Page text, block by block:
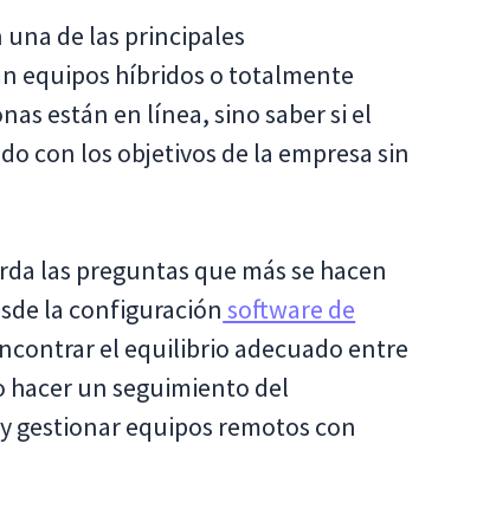
de las principales
equipos híbridos o totalmente
están en línea, sino saber si el
con los objetivos de la empresa sin
las preguntas que más se hacen
la configuración software de
el equilibrio adecuado entre
hacer un seguimiento del
gestionar equipos remotos con